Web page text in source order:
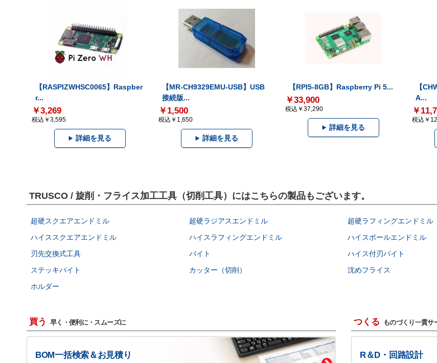
【RASPIZWHSC0065】Raspber
r...
￥3,269
税込￥3,595
詳細を見る
【MR-CH9329EMU-USB】USB
接続版...
￥1,500
税込￥1,650
詳細を見る
【RPI5-8GB】Raspberry Pi 5...
￥33,900
税込￥37,290
詳細を見る
【
A...
￥
税込￥
TRUSCO / 旋削・フライス加工工具（切削工具）にはこちらの製品もございます。
超硬スクエアエンドミル 超硬ラジアスエンドミル 超硬ラフィングエンドミル
ハイススクエアエンドミル
ハイスラフィングエンドミル ハイスボールエンドミル
刃先交換式工具
バイト ハイス付刃バイト
ステッキバイト
カッター（切削） 沈めフライス
ホルダー
買う 早く・便利に・スムーズに
BOM一括検索＆お見積り
つくる ものづくり一貫サ
R＆D・回路設計